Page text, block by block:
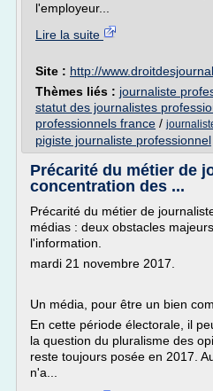
l'employeur...
Lire la suite
Site : http://
Thèmes liés : journaliste
statut des journalistes
professionnels france /
pigiste journaliste professionnel
Précarité du métier de
concentration des ...
Précarité du métier de
médias : deux obstacles
l'information.
mardi 21 novembre 2017.
Un média, pour être un bien
En cette période électorale, il
la question du pluralisme des
reste toujours posée en 2017.
n'a...